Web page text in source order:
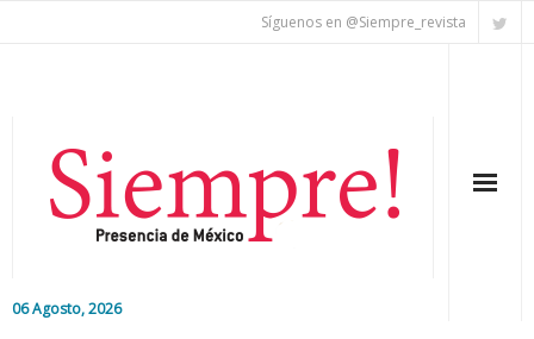
Síguenos en @Siempre_revista
06 Agosto, 2026